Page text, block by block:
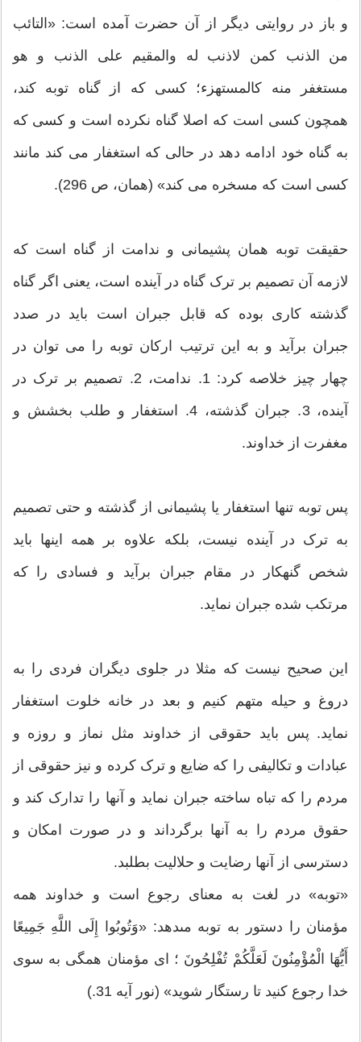
و باز در روایتی دیگر از آن حضرت آمده است: «التائب
من الذنب کمن لاذنب له والمقیم علی الذنب و هو
مستغفر منه کالمستهزء؛ کسی که از گناه توبه کند،
همچون کسی است که اصلا گناه نکرده است و کسی که
به گناه خود ادامه دهد در حالی که استغفار می کند مانند
کسی است که مسخره می کند» (همان، ص 296).
حقیقت توبه همان پشیمانی و ندامت از گناه است که
لازمه آن تصمیم بر ترک گناه در آینده است، یعنی اگر گناه
گذشته کاری بوده که قابل جبران است باید در صدد
جبران برآید و به این ترتیب ارکان توبه را می توان در
چهار چیز خلاصه کرد: 1. ندامت، 2. تصمیم بر ترک در
آینده، 3. جبران گذشته، 4. استغفار و طلب بخشش و
مغفرت از خداوند.
پس توبه تنها استغفار یا پشیمانی از گذشته و حتی تصمیم
به ترک در آینده نیست، بلکه علاوه بر همه اینها باید
شخص گنهکار در مقام جبران برآید و فسادی را که
مرتکب شده جبران نماید.
این صحیح نیست که مثلا در جلوی دیگران فردی را به
دروغ و حیله متهم کنیم و بعد در خانه خلوت استغفار
نماید. پس باید حقوقی از خداوند مثل نماز و روزه و
عبادات و تکالیفی را که ضایع و ترک کرده و نیز حقوقی از
مردم را که تباه ساخته جبران نماید و آنها را تدارک کند و
حقوق مردم را به آنها برگرداند و در صورت امکان و
دسترسی از آنها رضایت و حلالیت بطلبد.
«توبه» در لغت به معناى رجوع است و خداوند همه
مؤمنان را دستور به توبه مى‏دهد: «وَتُوبُوا إِلَى اللَّهِ جَمِیعًا
أَیُّهَا الْمُؤْمِنُونَ لَعَلَّكُمْ تُفْلِحُونَ ؛ اى مؤمنان همگى به سوى
خدا رجوع کنید تا رستگار شوید» (نور آیه 31.)